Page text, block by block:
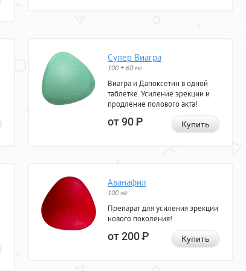
Супер Виагра
100 + 60 мг
Виагра и Дапоксетин в одной
таблетке. Усиление эрекции и
продление полового акта!
от 90Р Купить
Аванафил
100 мг
Препарат для усиления эрекции
нового поколения!
от 200Р Купить